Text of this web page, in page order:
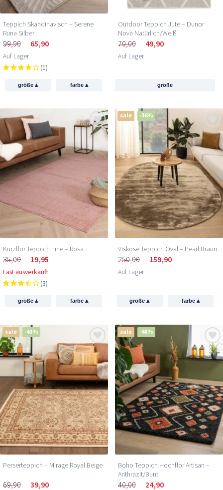
Teppich Skandinavisch – Serene
Runa Silber
99,90 65,90
Auf Lager
(1)
größe▴ farbe ▴
Outdoor Teppich Jute – Dunor
Nova Natürlich/Weiß
70,00 49,90
Auf Lager
größe
Kurzflor Teppich Fine – Rosa
35,00 19,95
Fast ausverkauft
(3)
größe▴ farbe ▴
sale -36%
Viskose Teppich Oval – Pearl Braun
250,00 159,90
Auf Lager
größe▴ farbe ▴
sale -43%
Perserteppich – Mirage Royal Beige
69,90 39,90
sale -48%
Boho Teppich Hochflor Artisan –
Anthrazit/Bunt
40,00 24,90